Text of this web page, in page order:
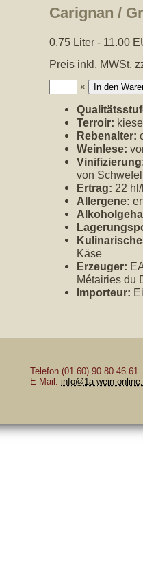
Carignan /
0.75 Liter - 11.00
Preis inkl. MWSt.
Anzahl: ×
Terroir:
Rebenalter:
Weinlese:
von
Ertrag: 22
Allergene:
Käse
Erzeuger:
Métairies du
Importeur:
Telefon (01 60) 90 80 46 61
E-Mail: info@1a-wein-